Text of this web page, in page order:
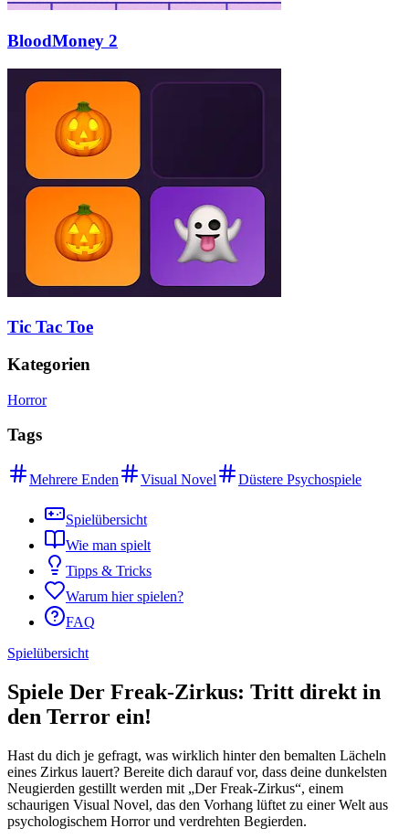
BloodMoney 2
Tic Tac Toe
Kategorien
Horror
Tags
Mehrere Enden Visual Novel Düstere Psychospiele
Spielübersicht
Wie man spielt
Tipps & Tricks
Warum hier spielen?
FAQ
Spielübersicht
Spiele Der Freak-Zirkus: Tritt direkt in
den Terror ein!
Hast du dich je gefragt, was wirklich hinter den bemalten Lächeln
eines Zirkus lauert? Bereite dich darauf vor, dass deine dunkelsten
Neugierden gestillt werden mit „Der Freak-Zirkus“, einem
schaurigen Visual Novel, das den Vorhang lüftet zu einer Welt aus
psychologischem Horror und verdrehten Begierden.